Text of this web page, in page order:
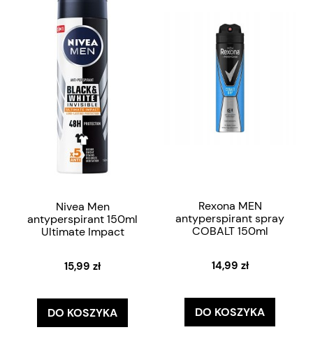
Nivea Men
antyperspirant 150ml
Ultimate Impact
15,99 zł
DO KOSZYKA
Rexona MEN
antyperspirant spray
COBALT 150ml
14,99 zł
DO KOSZYKA